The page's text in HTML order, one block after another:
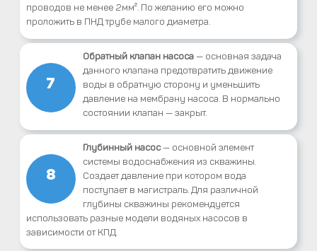
проводов не менее 2мм². По желанию его можно
проложить в ПНД трубе малого диаметра.
7
Обратный клапан насоса— основная задача
данного клапана предотвратить движение
воды в обратную сторону и уменьшить
давление на мембрану насоса. В нормально
состоянии клапан — закрыт.
8
Глубинный насос— основной элемент
системы водоснабжения из скважины.
Создает давление при котором вода
поступает в магистраль. Для различной
глубины скважины рекомендуется
использовать разные модели водяных насосов в
зависимости от КПД.